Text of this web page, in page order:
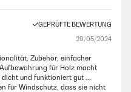
GEPRÜFTE BEWERTUNG
29/05/2024
Zubehör, einfacher
für Holz macht
dicht und funktioniert gut ...
für Windschutz, dass sie nicht